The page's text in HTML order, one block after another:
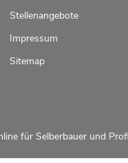
Stellenangebote
Impressum
Sitemap
für Selberbauer und